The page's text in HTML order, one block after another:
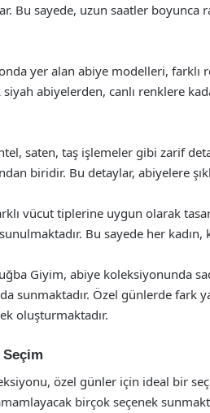
Bu sayede, uzun saatler boyunca
yer alan abiye modelleri, farklı
abiyelerden, canlı renklere
saten, taş işlemeler gibi zarif
biridir. Bu detaylar, abiyelere
vücut tiplerine uygun olarak
Bu sayede her
Giyim, abiye koleksiyonunda
sunmaktadır. Özel günlerde fark
oluşturmaktadır.
özel günler için ideal bir
birçok seçenek